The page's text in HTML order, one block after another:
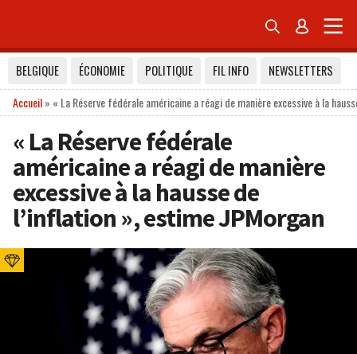
 
BELGIQUE ÉCONOMIE POLITIQUE FIL INFO
NEWSLETTERS
Accueil» « La Réserve fédérale américaine a réagi de manière excessive à la
« La Réserve fédérale
américaine a réagi de manière
excessive à la hausse de
l’inflation », estime JPMorgan